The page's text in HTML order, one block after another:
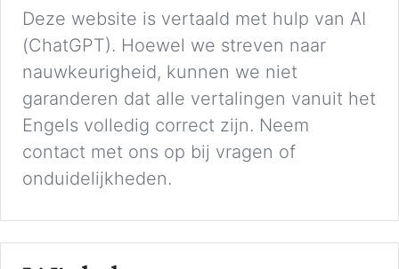
Deze website is vertaald met hulp van AI
(ChatGPT). Hoewel we streven naar
nauwkeurigheid, kunnen we niet
garanderen dat alle vertalingen vanuit het
Engels volledig correct zijn. Neem
contact met ons op bij vragen of
onduidelijkheden.